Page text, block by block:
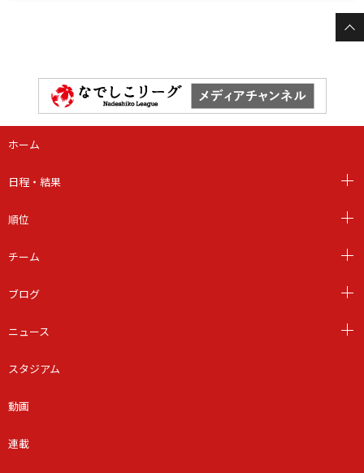
ホーム
日程・結果
順位
チーム
ブログ
ニュース
スタジアム
動画
連載